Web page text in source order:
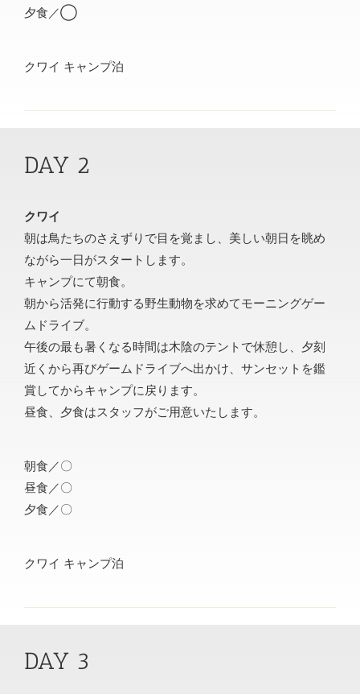
夕食／◯
クワイ キャンプ泊
DAY 2
クワイ
朝は鳥たちのさえずりで目を覚まし、美しい朝日を眺め
ながら一日がスタートします。
キャンプにて朝食。
朝から活発に行動する野生動物を求めてモーニングゲー
ムドライブ。
午後の最も暑くなる時間は木陰のテントで休憩し、夕刻
近くから再びゲームドライブへ出かけ、サンセットを鑑
賞してからキャンプに戻ります。
昼食、夕食はスタッフがご用意いたします。
朝食／〇
昼食／〇
夕食／〇
クワイ キャンプ泊
DAY 3